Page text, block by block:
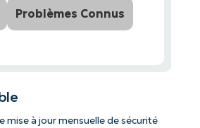
Problèmes Connus
mise à jour mensuelle de sécurité